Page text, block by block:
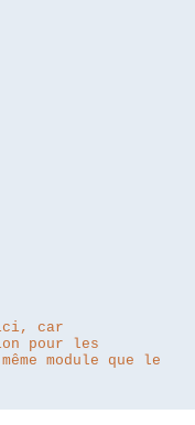
ici, car
pour les
module que le